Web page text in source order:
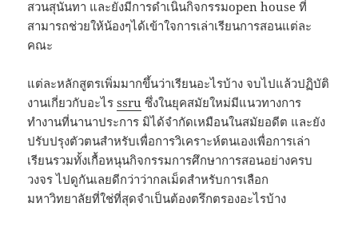
สวนสุนันทา และยังมีการดำเนินกิจกรรมopen house ที่
สามารถช่วยให้น้องๆได้เข้าใจการเล่าเรียนการสอนแต่ละ
คณะ
แต่ละหลักสูตรเพิ่มมากขึ้นว่าเรียนอะไรบ้าง จบไปแล้วปฏิบัติ
งานเกี่ยวกับอะไรssru ซึ่งในยุคสมัยใหม่มีแนวทางการ
ทำงานที่นานาประการ มิได้จำกัดเหมือนในสมัยอดีต และยัง
ปรับปรุงตัวตนสำหรับเพื่อการวิเคราะห์ตนเองเพื่อการเล่า
เรียนรวมทั้งเกื้อหนุนกิจกรรมการศึกษาการสอนอย่างครบ
วงจร ไปดูกันเลยดีกว่าว่ากลเม็ดสำหรับการเลือก
มหาวิทยาลัยที่ใช่ที่สุดจำเป็นต้องตรึกตรองอะไรบ้าง